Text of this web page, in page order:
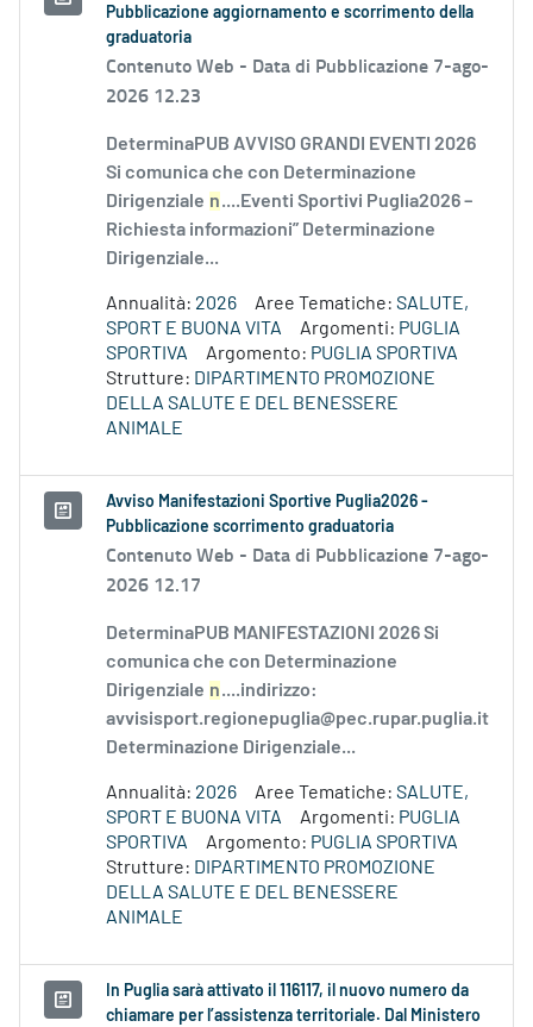
Pubblicazione aggiornamento e scorrimento della
graduatoria
Contenuto Web - Data di Pubblicazione 7-ago-
2026 12.23
DeterminaPUB AVVISO GRANDI EVENTI 2026
Si comunica che con Determinazione
Dirigenziale n....Eventi Sportivi Puglia2026 –
Richiesta informazioni” Determinazione
Dirigenziale...
Annualità: 2026 Aree Tematiche: SALUTE,
SPORT E BUONA VITA
Argomenti: PUGLIA
SPORTIVA
Argomento: PUGLIA SPORTIVA
Strutture: DIPARTIMENTO PROMOZIONE
DELLA SALUTE E DEL BENESSERE
ANIMALE
Avviso Manifestazioni Sportive Puglia2026 -
Pubblicazione scorrimento graduatoria
Contenuto Web - Data di Pubblicazione 7-ago-
2026 12.17
DeterminaPUB MANIFESTAZIONI 2026 Si
comunica che con Determinazione
Dirigenziale n....indirizzo:
avvisisport.regionepuglia@pec.rupar.puglia.it
Determinazione Dirigenziale...
Annualità: 2026 Aree Tematiche: SALUTE,
SPORT E BUONA VITA
Argomenti: PUGLIA
SPORTIVA
Argomento: PUGLIA SPORTIVA
Strutture: DIPARTIMENTO PROMOZIONE
DELLA SALUTE E DEL BENESSERE
ANIMALE
In Puglia sarà attivato il 116117, il nuovo numero da
chiamare per l’assistenza territoriale. Dal Ministero